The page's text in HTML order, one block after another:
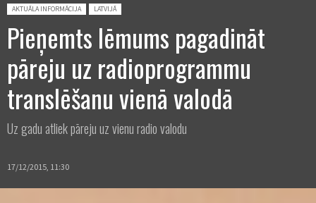
Posted in:
AKTUĀLA INFORMĀCIJA LATVIJĀ
Pieņemts lēmums pagadināt
pāreju uz radioprogrammu
translēšanu vienā valodā
Uz gadu atliek pāreju uz vienu radio valodu
17/12/2015, 11:30